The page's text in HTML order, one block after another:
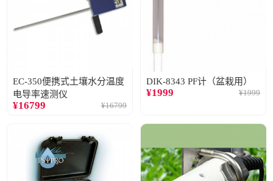
EC-350便携式土壤水分温度
电导率速测仪
¥16799 ¥16799
DIK-8343 PF计（盆栽用）
¥1999 ¥1999